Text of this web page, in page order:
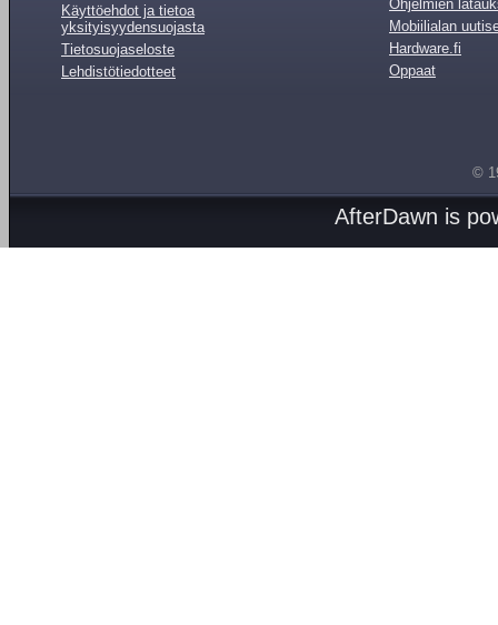
Käyttöehdot ja tietoa
yksityisyydensuojasta
Tietosuojaseloste
Lehdistötiedotteet
Ohjelmien
Mobiilialan
Hardware.fi
Oppaat
©
AfterDawn is